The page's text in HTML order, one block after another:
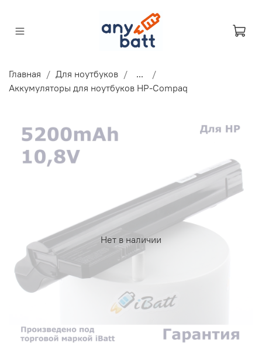
Главная Для ноутбуков
...
Аккумуляторы для ноутбуков HP-Compaq
Нет в наличии